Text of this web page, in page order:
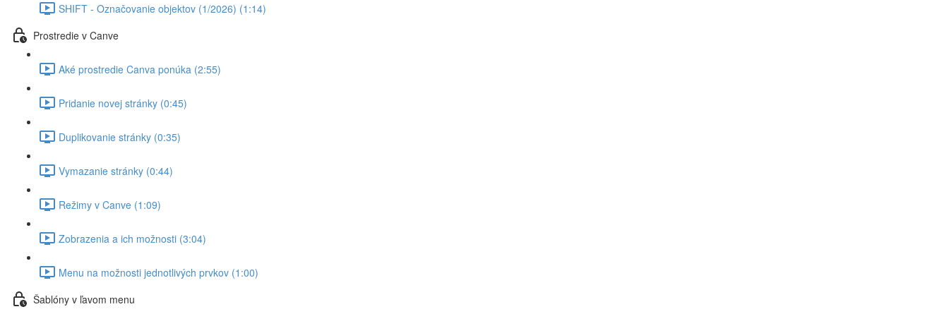
SHIFT - Označovanie objektov (1/2026) (1:14)
Prostredie v Canve
Aké prostredie Canva ponúka (2:55)
Pridanie novej stránky (0:45)
Duplikovanie stránky (0:35)
Vymazanie stránky (0:44)
Režimy v Canve (1:09)
Zobrazenia a ich možnosti (3:04)
Menu na možnosti jednotlivých prvkov (1:00)
Šablóny v ľavom menu